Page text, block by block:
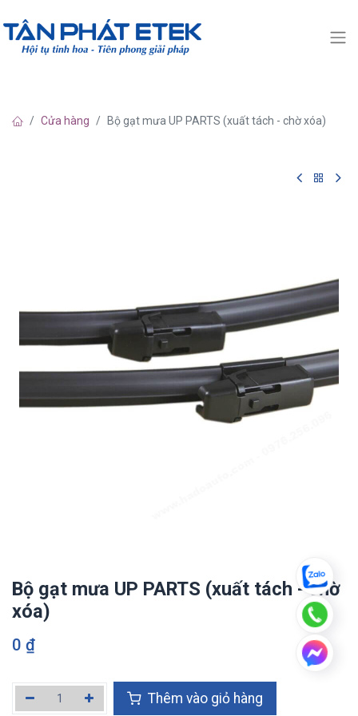
Cửa hàng Bộ gạt mưa UP PARTS (xuất tách - chờ xóa)
Bộ gạt mưa UP PARTS (xuất tách - chờ
xóa)
0 ₫
Thêm vào giỏ hàng